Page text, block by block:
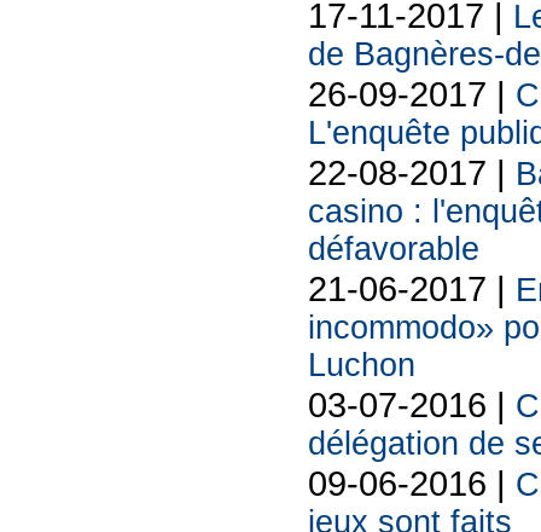
17-11-2017 |
de Bagnères-
26-09-2017 |
L'enquête
22-08-2017 |
casino :
défavorable
21-06-2017 |
incommodo»
Luchon
03-07-2016 |
délégation de
09-06-2016 |
jeux sont faits